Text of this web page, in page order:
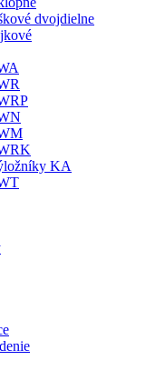
dvojdielne
KA